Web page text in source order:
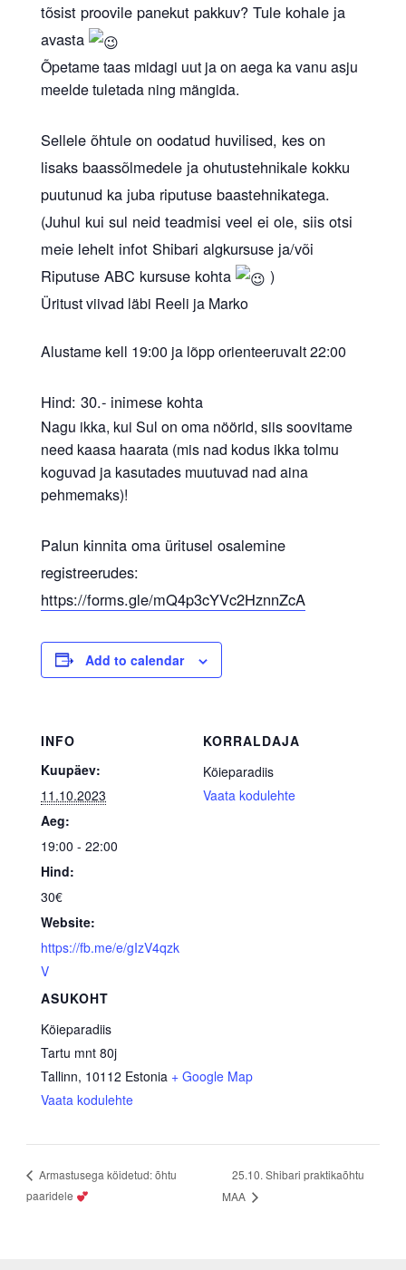
tõsist proovile panekut pakkuv? Tule kohale ja
avasta
Õpetame taas midagi uut ja on aega ka vanu asju
meelde tuletada ning mängida.
Sellele õhtule on oodatud huvilised, kes on
lisaks baassõlmedele ja ohutustehnikale kokku
puutunud ka juba riputuse baastehnikatega.
(Juhul kui sul neid teadmisi veel ei ole, siis otsi
meie lehelt infot Shibari algkursuse ja/või
Riputuse ABC kursuse kohta
)
Üritust viivad läbi Reeli ja Marko
Alustame kell 19:00 ja lõpp orienteeruvalt 22:00
Hind: 30.- inimese kohta
Nagu ikka, kui Sul on oma nöörid, siis soovitame
need kaasa haarata (mis nad kodus ikka tolmu
koguvad ja kasutades muutuvad nad aina
pehmemaks)!
Palun kinnita oma üritusel osalemine
registreerudes:
https://forms.gle/mQ4p3cYVc2HznnZcA
Add to calendar
INFO
Kuupäev:
11.10.2023
Aeg:
19:00 - 22:00
Hind:
30€
Website:
https://fb.me/e/gIzV4qzk
V
ASUKOHT
Köieparadiis
Tartu mnt 80j
Tallinn, 10112 Estonia + Google Map
Vaata kodulehte
KORRALDAJA
Köieparadiis
Vaata kodulehte
Armastusega köidetud: õhtu
paaridele
25.10. Shibari praktikaõhtu
MAA